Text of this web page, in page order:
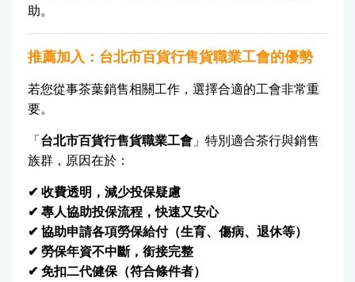
助。
推薦加入：台北市百貨行售貨職業工會的優勢
若您從事茶葉銷售相關工作，選擇合適的工會非常重
要。
「台北市百貨行售貨職業工會 」特別適合茶行與銷售
族群，原因在於：
✔ 收費透明，減少投保疑慮
✔ 專人協助投保流程，快速又安心
✔ 協助申請各項勞保給付（生育、傷病、退休等）
✔ 勞保年資不中斷，銜接完整
✔ 免扣二代健保（符合條件者）